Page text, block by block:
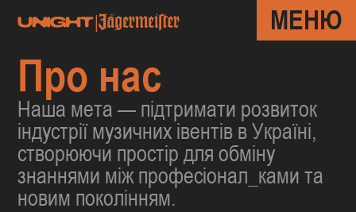
| МЕНЮ
Про нас
Наша мета — підтримати розвиток
індустрії музичних івентів в Україні,
створюючи простір для обміну
знаннями між професіонал_ками та
новим поколінням.